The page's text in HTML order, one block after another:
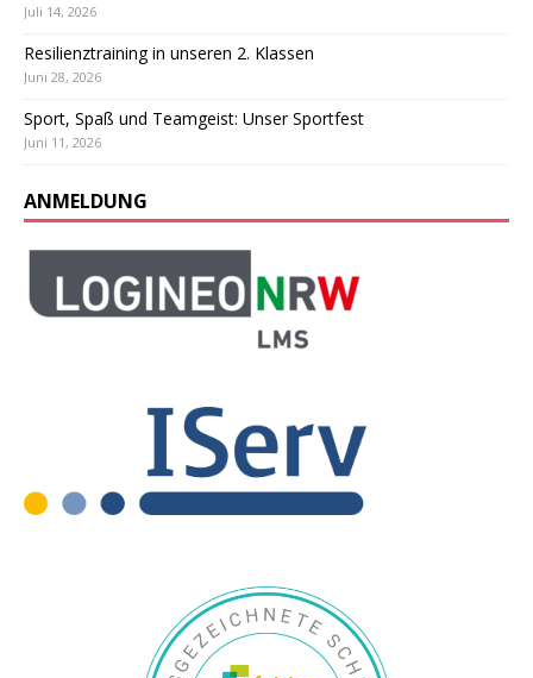
Juli 14, 2026
Resilienztraining in unseren 2. Klassen
Juni 28, 2026
Sport, Spaß und Teamgeist: Unser Sportfest
Juni 11, 2026
ANMELDUNG